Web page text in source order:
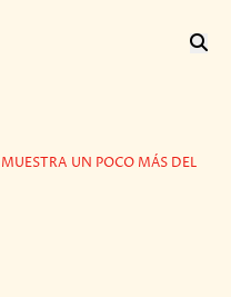
UN POCO MÁS DEL